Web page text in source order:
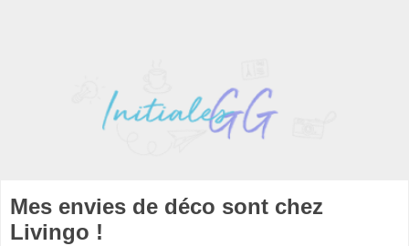
Mes envies de déco sont chez
Livingo !